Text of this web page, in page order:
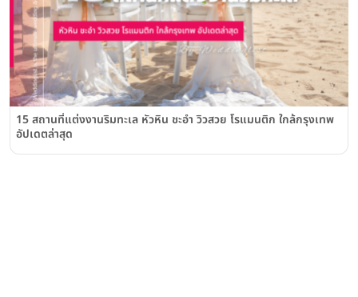
15 สถานที่แต่งงานริมทะเล หัวหิน ชะอำ วิวสวย โรแมนติก ใกล้กรุงเทพ
อัปเดตล่าสุด